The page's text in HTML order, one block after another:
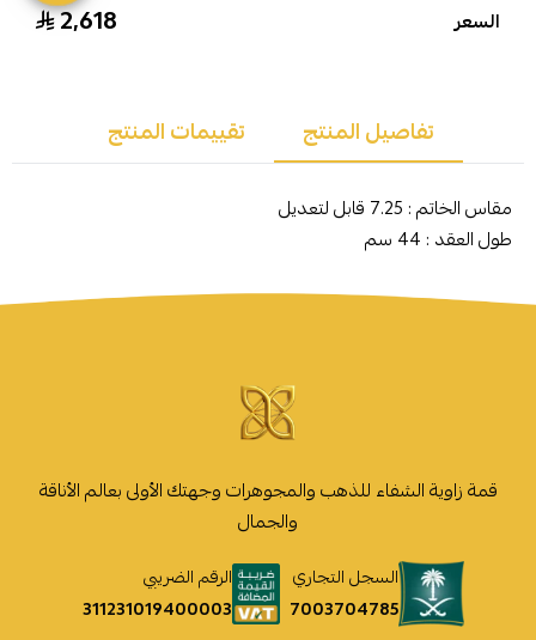
السعر 2,618
تفاصيل المنتج تقييمات المنتج
مقاس الخاتم : 7.25 قابل لتعديل
طول العقد : 44 سم
قمة زاوية الشفاء للذهب والمجوهرات وجهتك الأولى بعالم الأناقة
والجمال
السجل التجاري
7003704785
الرقم الضريبي
311231019400003